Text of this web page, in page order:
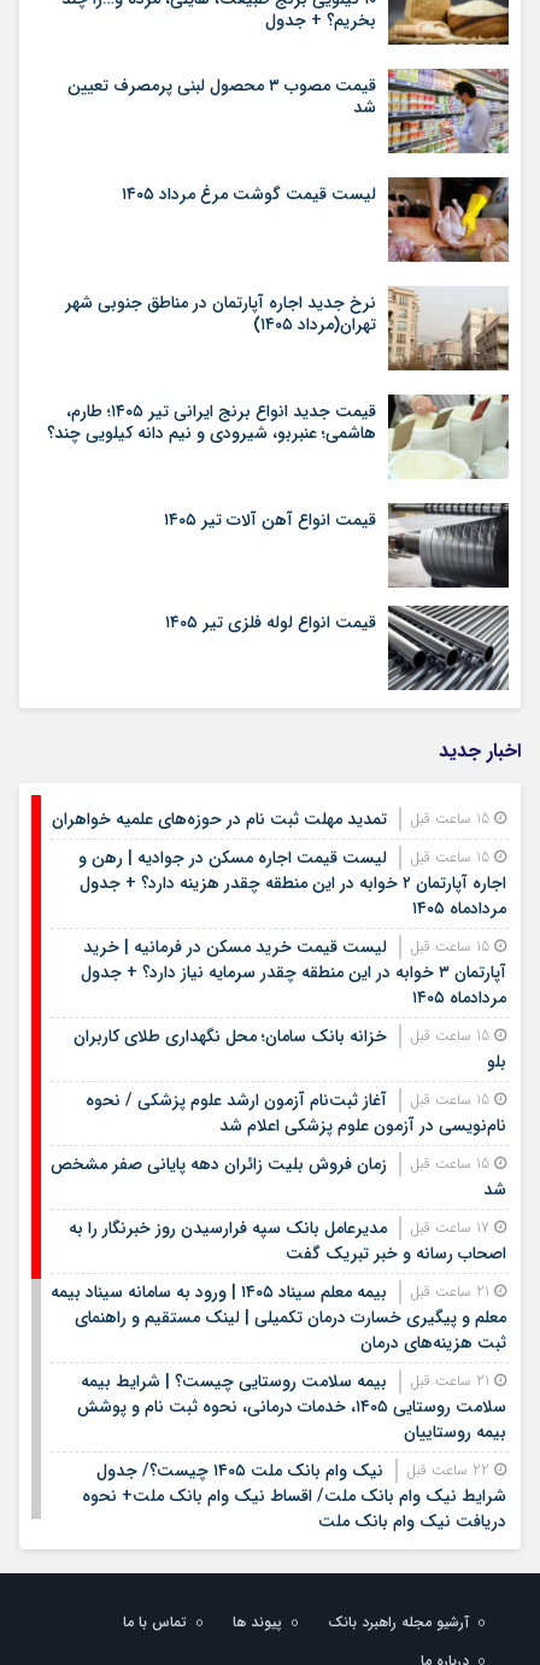
بخریم؟ + جدول
قیمت مصوب ۳ محصول لبنی پرمصرف تعیین
شد
لیست قیمت گوشت مرغ مرداد ۱۴۰۵
نرخ جدید اجاره آپارتمان در مناطق جنوبی شهر
تهران(مرداد ۱۴۰۵)
قیمت جدید انواع برنج ایرانی تیر ۱۴۰۵؛ طارم،
هاشمی؛ عنبربو، شیرودی و نیم دانه کیلویی چند؟
قیمت انواع آهن آلات تیر ۱۴۰۵
قیمت انواع لوله فلزی تیر ۱۴۰۵
اخبار جدید
تمدید مهلت ثبت نام در حوزه‌های علمیه خواهران
لیست قیمت اجاره مسکن در جوادیه | رهن و
اجاره آپارتمان ۲ خوابه در این منطقه چقدر هزینه دارد؟ + جدول
مردادماه ۱۴۰۵
لیست قیمت خرید مسکن در فرمانیه | خرید
آپارتمان ۳ خوابه در این منطقه چقدر سرمایه نیاز دارد؟ + جدول
مردادماه ۱۴۰۵
خزانه بانک سامان؛ محل نگهداری طلای کاربران
بلو
آغاز ثبت‌نام آزمون ارشد علوم پزشکی / نحوه
نام‌نویسی در آزمون علوم پزشکی اعلام شد
زمان فروش بلیت زائران دهه پایانی صفر مشخص
شد
مدیرعامل بانک سپه فرارسیدن روز خبرنگار را به
اصحاب رسانه و خبر تبریک گفت
بیمه معلم سیناد ۱۴۰۵ | ورود به سامانه سیناد بیمه
معلم و پیگیری خسارت درمان تکمیلی | لینک مستقیم و راهنمای
ثبت هزینه‌های درمان
بیمه سلامت روستایی چیست؟ | شرایط بیمه
سلامت روستایی ۱۴۰۵، خدمات درمانی، نحوه ثبت نام و پوشش
بیمه روستاییان
نیک وام بانک ملت ۱۴۰۵ چیست؟/ جدول
شرایط نیک وام بانک ملت/ اقساط نیک وام بانک ملت+ نحوه
دریافت نیک وام بانک ملت
وام قرض الحسنه ۱۴۰۵ | شرایط دریافت، مبلغ
وام، ضامن، اقساط و نحوه ثبت نام
آرشیو مجله راهبرد بانک پیوند ها
تماس با ما